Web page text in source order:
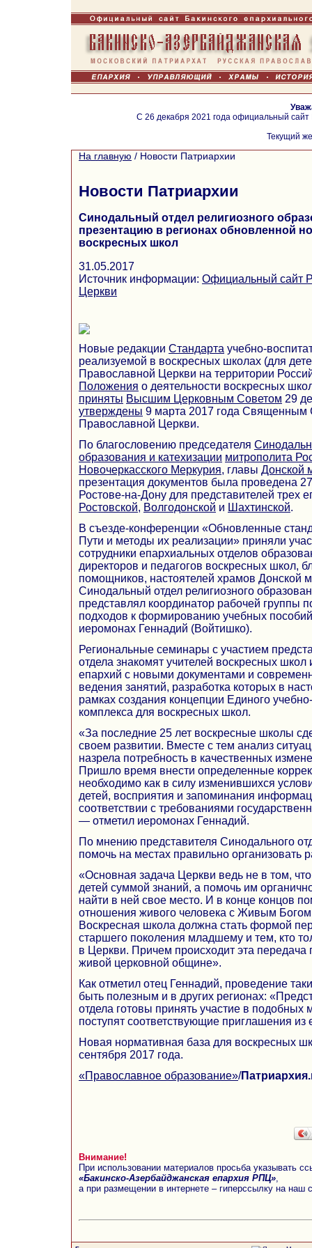
С 26 декабря 2021 года официальный
Текущий
На главную / Новости Патриархии
Новости Патриархии
Синодальный отдел религиозного
презентацию в регионах обновленной
воскресных школ
31.05.2017
Источник информации: Официальный сайт
Церкви
Новые редакции Стандарта учебно-
реализуемой в воскресных школах (для
Православной Церкви на территории
Положения о деятельности воскресных
приняты Высшим Церковным Советом 29
утверждены 9 марта 2017 года Священным
Православной Церкви.
По благословению председателя
образования и катехизации митрополита
Новочеркасского Меркурия, главы Донской
презентация документов была проведена
Ростове-на-Дону для представителей трех
Ростовской, Волгодонской и Шахтинской.
В съезде-конференции «Обновленные
Пути и методы их реализации» приняли
сотрудники епархиальных отделов
директоров и педагогов воскресных школ,
помощников, настоятелей храмов Донской
Синодальный отдел религиозного
представлял координатор рабочей группы
подходов к формированию учебных
иеромонах Геннадий (Войтишко).
Региональные семинары с участием
отдела знакомят учителей воскресных школ
епархий с новыми документами и
ведения занятий, разработка которых в
рамках создания концепции Единого
комплекса для воскресных школ.
«За последние 25 лет воскресные школы
своем развитии. Вместе с тем анализ
назрела потребность в качественных
Пришло время внести определенные
необходимо как в силу изменившихся
детей, восприятия и запоминания
соответствии с требованиями
— отметил иеромонах Геннадий.
По мнению представителя Синодального
помочь на местах правильно организовать
«Основная задача Церкви ведь не в том,
детей суммой знаний, а помочь им
найти в ней свое место. И в конце концов
отношения живого человека с Живым
Воскресная школа должна стать формой
старшего поколения младшему и тем, кто
в Церкви. Причем происходит эта
живой церковной общине».
Как отметил отец Геннадий, проведение
быть полезным и в других регионах:
отдела готовы принять участие в подобных
поступят соответствующие приглашения
Новая нормативная база для воскресных
сентября 2017 года.
«Православное образование»/
Внимание!
При использовании материалов просьба указывать
«Бакинско-Азербайджанская епархия РПЦ»
а при размещении в интернете – гиперссылку на наш